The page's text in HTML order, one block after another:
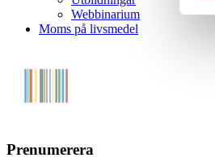
Webbinarium
Moms på livsmedel
Prenumerera